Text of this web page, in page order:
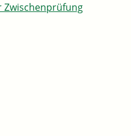
Zwischenprüfung